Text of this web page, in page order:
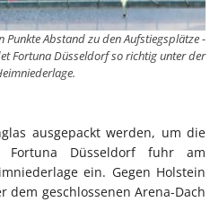
Punkte Abstand zu den Aufstiegsplätze -
Fortuna Düsseldorf so richtig unter der
ausgepackt werden, um die
Fortuna Düsseldorf fuhr am
ein. Gegen Holstein
dem geschlossenen Arena-Dach